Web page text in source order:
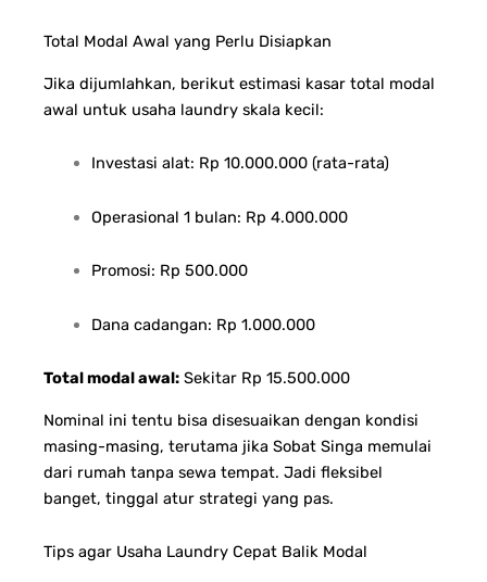
Total Modal Awal yang Perlu Disiapkan
Jika dijumlahkan, berikut estimasi kasar total modal
awal untuk usaha laundry skala kecil:
Investasi alat: Rp 10.000.000 (rata-rata)
Operasional 1 bulan: Rp 4.000.000
Promosi: Rp 500.000
Dana cadangan: Rp 1.000.000
Total modal awal: Sekitar Rp 15.500.000
Nominal ini tentu bisa disesuaikan dengan kondisi
masing-masing, terutama jika Sobat Singa memulai
dari rumah tanpa sewa tempat. Jadi fleksibel
banget, tinggal atur strategi yang pas.
Tips agar Usaha Laundry Cepat Balik Modal